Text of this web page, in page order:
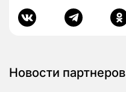
Новости партнеров